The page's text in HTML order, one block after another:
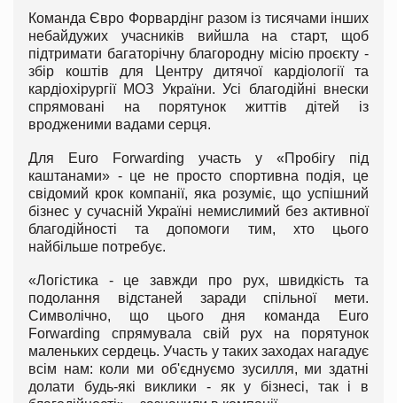
Команда Євро Форвардінг разом із тисячами інших
небайдужих учасників вийшла на старт, щоб
підтримати багаторічну благородну місію проєкту -
збір коштів для Центру дитячої кардіології та
кардіохірургії МОЗ України. Усі благодійні внески
спрямовані на порятунок життів дітей із
вродженими вадами серця.
Для Euro Forwarding участь у «Пробігу під
каштанами» - це не просто спортивна подія, це
свідомий крок компанії, яка розуміє, що успішний
бізнес у сучасній Україні немислимий без активної
благодійності та допомоги тим, хто цього
найбільше потребує.
«Логістика - це завжди про рух, швидкість та
подолання відстаней заради спільної мети.
Символічно, що цього дня команда Euro
Forwarding спрямувала свій рух на порятунок
маленьких сердець. Участь у таких заходах нагадує
всім нам: коли ми об'єднуємо зусилля, ми здатні
долати будь-які виклики - як у бізнесі, так і в